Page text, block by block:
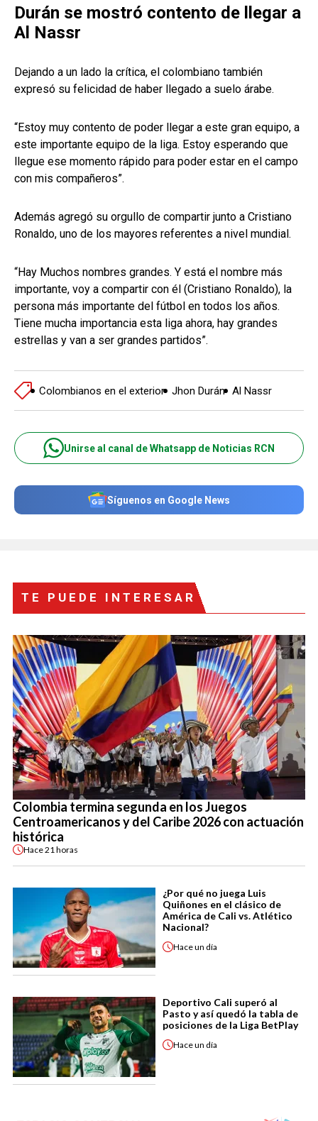
Durán se mostró contento de llegar a
Al Nassr
Dejando a un lado la crítica, el colombiano también
expresó su felicidad de haber llegado a suelo árabe.
“Estoy muy contento de poder llegar a este gran equipo, a
este importante equipo de la liga. Estoy esperando que
llegue ese momento rápido para poder estar en el campo
con mis compañeros”.
Además agregó su orgullo de compartir junto a Cristiano
Ronaldo, uno de los mayores referentes a nivel mundial.
“Hay Muchos nombres grandes. Y está el nombre más
importante, voy a compartir con él (Cristiano Ronaldo), la
persona más importante del fútbol en todos los años.
Tiene mucha importancia esta liga ahora, hay grandes
estrellas y van a ser grandes partidos”.
Colombianos en el exterior Jhon Durán Al Nassr
Unirse al canal de Whatsapp de Noticias RCN
Síguenos en Google News
TE PUEDE INTERESAR
Colombia termina segunda en los Juegos
Centroamericanos y del Caribe 2026 con actuación
histórica
Hace21 horas
¿Por qué no juega Luis
Quiñones en el clásico de
América de Cali vs. Atlético
Nacional?
Haceun día
Deportivo Cali superó al
Pasto y así quedó la tabla de
posiciones de la Liga BetPlay
Haceun día